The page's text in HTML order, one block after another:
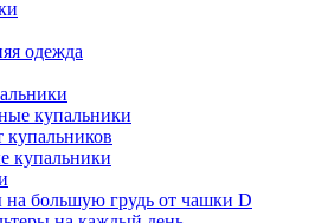
одежда
купальники
купальники
на большую грудь от чашки D